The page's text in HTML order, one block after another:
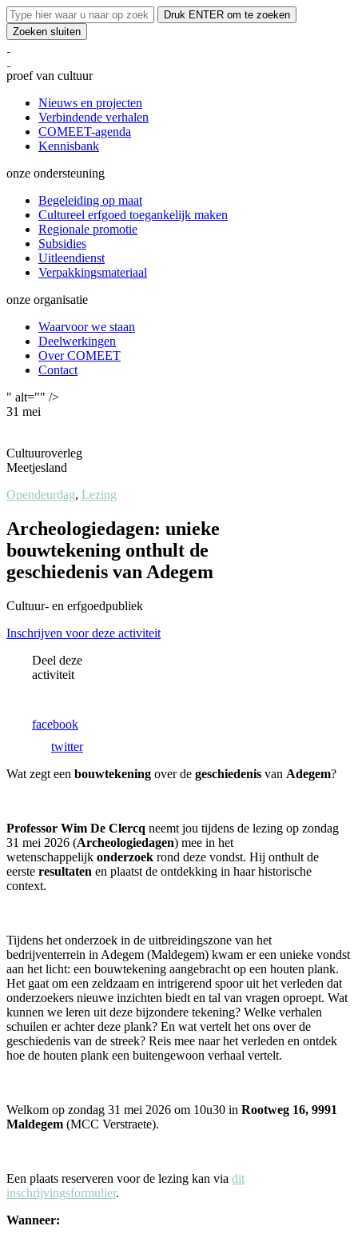
Druk ENTER om te zoeken
Zoeken sluiten
proef van cultuur
Nieuws en projecten
Verbindende verhalen
COMEET-agenda
Kennisbank
onze ondersteuning
Begeleiding op maat
Cultureel erfgoed toegankelijk maken
Regionale promotie
Subsidies
Uitleendienst
Verpakkingsmateriaal
onze organisatie
Waarvoor we staan
Deelwerkingen
Over COMEET
Contact
" alt="" />
31 mei
Cultuuroverleg
Meetjesland
Opendeurdag, Lezing
Archeologiedagen: unieke
bouwtekening onthult de
geschiedenis van Adegem
Cultuur- en erfgoedpubliek
Inschrijven voor deze activiteit
Deel deze
activiteit
facebook
twitter
Wat zegt een bouwtekening over de geschiedenis van Adegem?
Professor Wim De Clercq neemt jou tijdens de lezing op zondag
31 mei 2026 (Archeologiedagen) mee in het
wetenschappelijk onderzoek rond deze vondst. Hij onthult de
eerste resultaten en plaatst de ontdekking in haar historische
context.
Tijdens het onderzoek in de uitbreidingszone van het
bedrijventerrein in Adegem (Maldegem) kwam er een unieke vondst
aan het licht: een bouwtekening aangebracht op een houten plank.
Het gaat om een zeldzaam en intrigerend spoor uit het verleden dat
onderzoekers nieuwe inzichten biedt en tal van vragen oproept. Wat
kunnen we leren uit deze bijzondere tekening? Welke verhalen
schuilen er achter deze plank? En wat vertelt het ons over de
geschiedenis van de streek? Reis mee naar het verleden en ontdek
hoe de houten plank een buitengewoon verhaal vertelt.
Welkom op zondag 31 mei 2026 om 10u30 in Rootweg 16, 9991
Maldegem (MCC Verstraete).
Een plaats reserveren voor de lezing kan via dit
inschrijvingsformulier.
Wanneer: